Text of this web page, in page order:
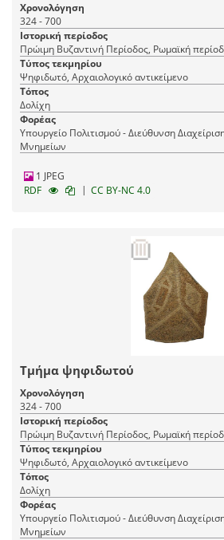
Χρονολόγηση
324 - 700
Ιστορική περίοδος
Πρώιμη Βυζαντινή Περίοδος, Ρωμαϊκή
Τύπος τεκμηρίου
Ψηφιδωτό, Αρχαιολογικό αντικείμενο
Τόπος
Δολίχη
Φορέας
Υπουργείο Πολιτισμού - Διεύθυνση
Μνημείων
1 JPEG
RDF
| CC BY-NC 4.0
Τμήμα ψηφιδωτού
Χρονολόγηση
324 - 700
Ιστορική περίοδος
Πρώιμη Βυζαντινή Περίοδος, Ρωμαϊκή
Τύπος τεκμηρίου
Ψηφιδωτό, Αρχαιολογικό αντικείμενο
Τόπος
Δολίχη
Φορέας
Υπουργείο Πολιτισμού - Διεύθυνση
Μνημείων